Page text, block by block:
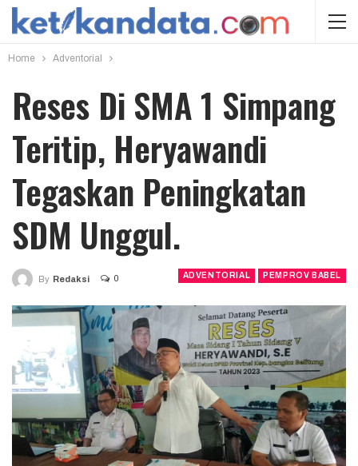
Home Adventorial
Reses Di SMA 1 Simpang
Teritip, Heryawandi
Tegaskan Peningkatan
SDM Unggul.
ADVENTORIAL PEMPROV BABEL
By Redaksi 0